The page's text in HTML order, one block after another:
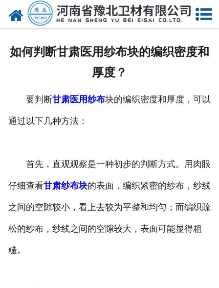
网站首页
人才招聘
联系我们
如何判断甘肃医用纱布块的编织密度和
厚度？
要判断甘肃医用纱布块的编织密度和厚度，可以
通过以下几种方法：
首先，直观观察是一种初步的判断方式。用肉眼
仔细查看甘肃纱布块的表面，编织紧密的纱布，纱线
之间的空隙较小，看上去较为平整和均匀；而编织疏
松的纱布，纱线之间的空隙较大，表面可能显得粗
糙。